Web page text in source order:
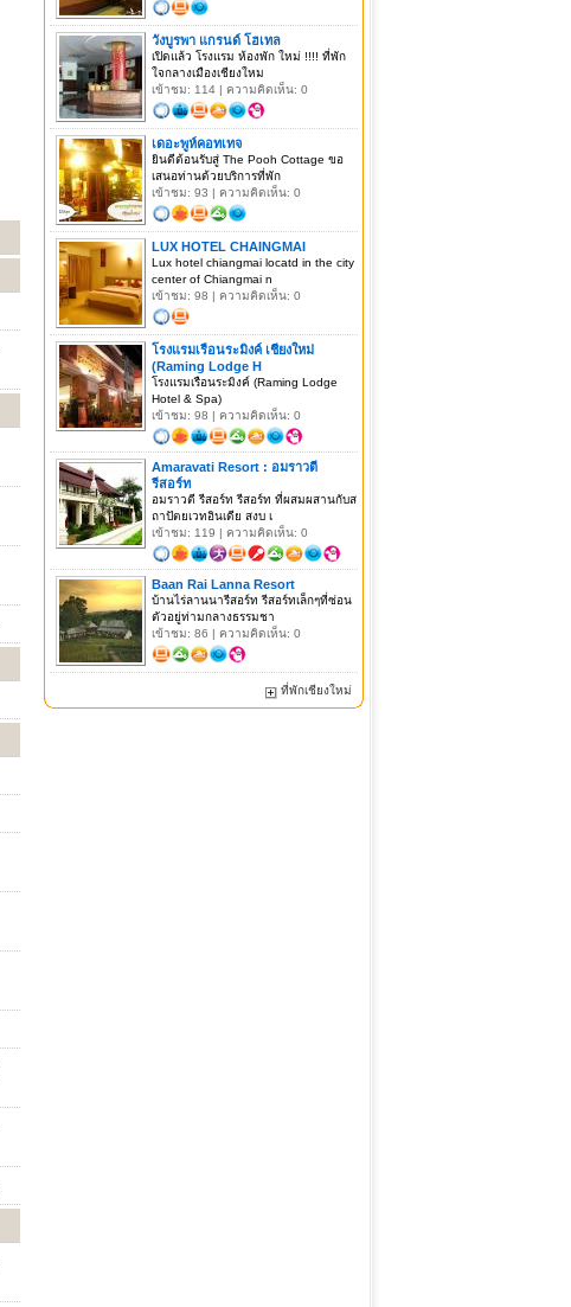
วังบูรพา แกรนด์ โฮเทล
เปิดแล้ว โรงแรม ห้องพัก ใหม่ !!!! ที่พัก
ใจกลางเมืองเชียงใหม
เข้าชม: 114 | ความคิดเห็น: 0
เดอะพูห์คอทเทจ
ยินดีต้อนรับสู่ The Pooh Cottage ขอ
เสนอท่านด้วยบริการที่พัก
เข้าชม: 93 | ความคิดเห็น: 0
LUX HOTEL CHAINGMAI
Lux hotel chiangmai locatd in the city
center of Chiangmai n
เข้าชม: 98 | ความคิดเห็น: 0
โรงแรมเรือนระมิงค์ เชียงใหม่
(Raming Lodge H
โรงแรมเรือนระมิงค์ (Raming Lodge
Hotel & Spa)
เข้าชม: 98 | ความคิดเห็น: 0
Amaravati Resort : อมราวตี
รีสอร์ท
อมราวตี รีสอร์ท รีสอร์ท ที่ผสมผสานกับส
ถาปัตยเวทอินเดีย สงบ เ
เข้าชม: 119 | ความคิดเห็น: 0
Baan Rai Lanna Resort
บ้านไร่ลานนารีสอร์ท รีสอร์ทเล็กๆที่ซ่อน
ตัวอยู่ท่ามกลางธรรมชา
เข้าชม: 86 | ความคิดเห็น: 0
ที่พักเชียงใหม่